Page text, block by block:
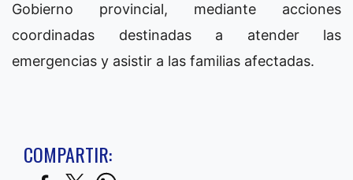
Gobierno provincial, mediante acciones
coordinadas destinadas a atender las
emergencias y asistir a las familias afectadas.
COMPARTIR: